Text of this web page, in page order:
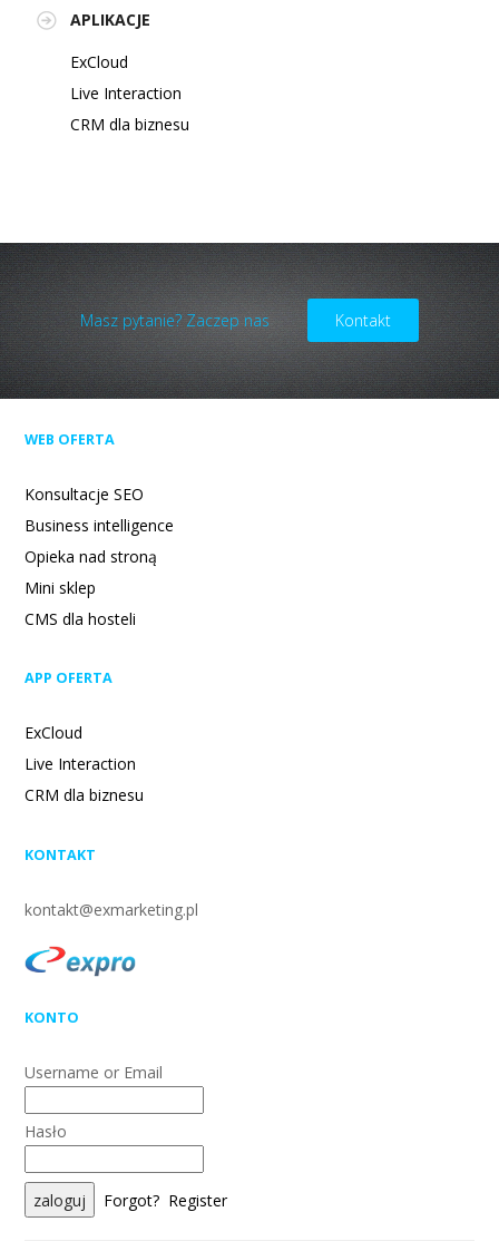
APLIKACJE
ExCloud
Live Interaction
CRM dla biznesu
Masz pytanie? Zaczep nas Kontakt
WEB OFERTA
Konsultacje SEO
Business intelligence
Opieka nad stroną
Mini sklep
CMS dla hosteli
APP OFERTA
ExCloud
Live Interaction
CRM dla biznesu
KONTAKT
kontakt@exmarketing.pl
KONTO
Username or Email
Hasło
Forgot? Register